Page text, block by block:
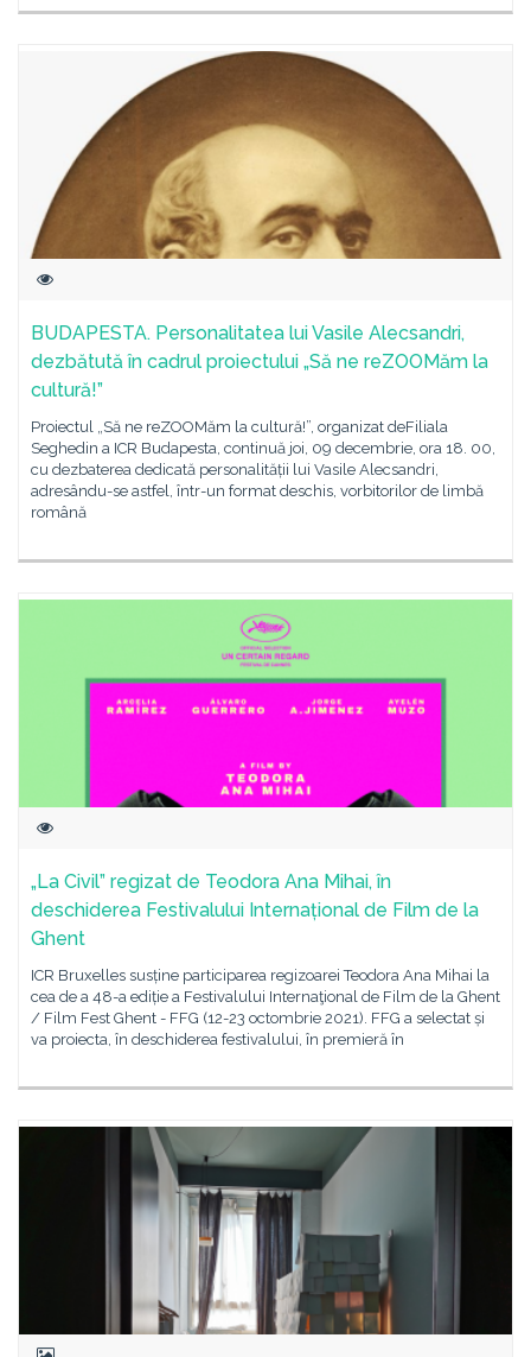
BUDAPESTA. Personalitatea lui Vasile Alecsandri,
dezbătută în cadrul proiectului „Să ne reZOOMăm la
cultură!”
Proiectul „Să ne reZOOMăm la cultură!”, organizat deFiliala
Seghedin a ICR Budapesta, continuă joi, 09 decembrie, ora 18. 00,
cu dezbaterea dedicată personalității lui Vasile Alecsandri,
adresându-se astfel, într-un format deschis, vorbitorilor de limbă
română
„La Civil” regizat de Teodora Ana Mihai, în
deschiderea Festivalului Internațional de Film de la
Ghent
ICR Bruxelles susține participarea regizoarei Teodora Ana Mihai la
cea de a 48-a ediție a Festivalului Internaţional de Film de la Ghent
/ Film Fest Ghent - FFG (12-23 octombrie 2021). FFG a selectat și
va proiecta, în deschiderea festivalului, în premieră în